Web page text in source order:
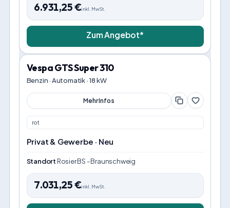
6.931,25€inkl. MwSt.
Zum Angebot*
Vespa GTS Super 310
Benzin · Automatik · 18 kW
Mehr Infos
rot
Privat & Gewerbe · Neu
Standort Rosier BS - Braunschweig
7.031,25€inkl. MwSt.